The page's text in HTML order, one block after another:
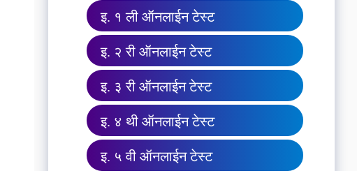
इ. १ ली ऑनलाईन टेस्ट
इ. २ री ऑनलाईन टेस्ट
इ. ३ री ऑनलाईन टेस्ट
इ. ४ थी ऑनलाईन टेस्ट
इ. ५ वी ऑनलाईन टेस्ट